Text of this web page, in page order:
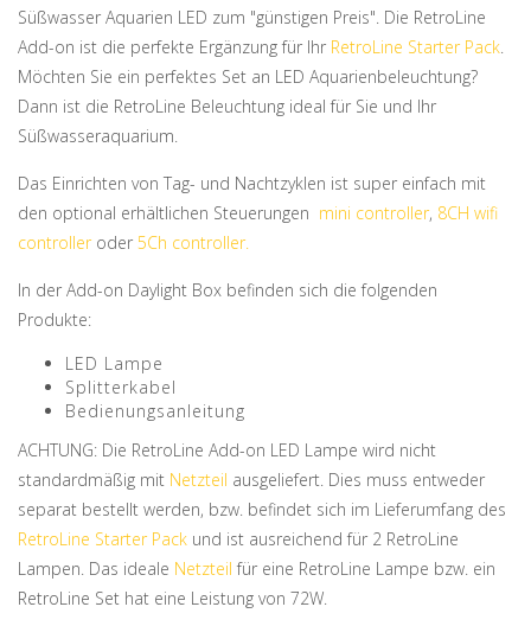
Süßwasser Aquarien LED zum "günstigen Preis". Die RetroLine
Add-on ist die perfekte Ergänzung für Ihr RetroLine Starter Pack.
Möchten Sie ein perfektes Set an LED Aquarienbeleuchtung?
Dann ist die RetroLine Beleuchtung ideal für Sie und Ihr
Süßwasseraquarium.
Das Einrichten von Tag- und Nachtzyklen ist super einfach mit
den optional erhältlichen Steuerungen mini controller, 8CH wifi
controlleroder 5Ch controller.
In der Add-on Daylight Box befinden sich die folgenden
Produkte:
LED Lampe
Splitterkabel
Bedienungsanleitung
ACHTUNG: Die RetroLine Add-on LED Lampe wird nicht
standardmäßig mit Netzteil ausgeliefert. Dies muss entweder
separat bestellt werden, bzw. befindet sich im Lieferumfang des
RetroLine Starter Pack und ist ausreichend für 2 RetroLine
Lampen. Das ideale Netzteil für eine RetroLine Lampe bzw. ein
RetroLine Set hat eine Leistung von 72W.